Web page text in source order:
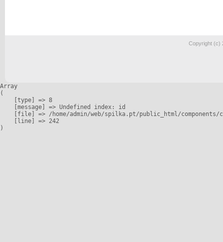
Copyright (c)
Array
(
    [type] => 8
    [message] => Undefined index: id
[file] => /home/admin/web/spilka.pt/public_html/
    [line] => 242